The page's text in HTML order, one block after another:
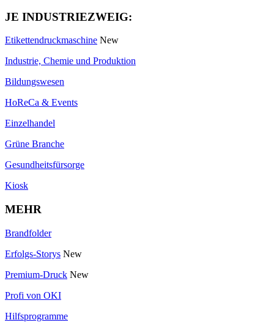
JE INDUSTRIEZWEIG:
Etikettendruckmaschine New
Industrie, Chemie und Produktion
Bildungswesen
HoReCa & Events
Einzelhandel
Grüne Branche
Gesundheitsfürsorge
Kiosk
MEHR
Brandfolder
Erfolgs-Storys New
Premium-Druck New
Profi von OKI
Hilfsprogramme